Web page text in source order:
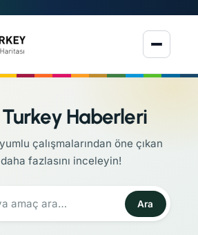
Menüyü aç
Haberleri
çalışmalarından öne çıkan
fazlasını inceleyin!
Ara